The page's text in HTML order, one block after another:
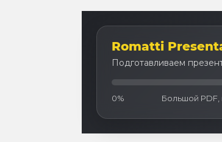
Romatti
Подготавливаем
0% Большой